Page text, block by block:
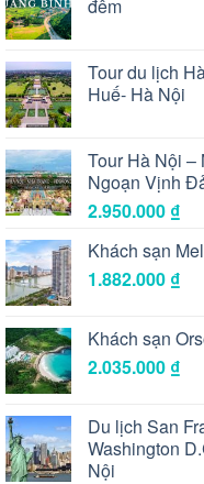
đêm
Tour du lịch
Huế- Hà Nội
Tour Hà Nội –
Ngoạn Vịnh
2.950.000 ₫
Khách sạn
1.882.000 ₫
Khách sạn
2.035.000 ₫
Du lịch San
Washington
Nội